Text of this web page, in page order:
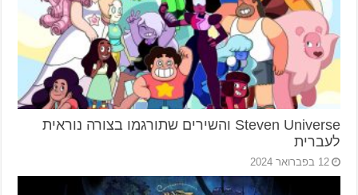
Steven Universe והשירים שתורגמו בצורה נוראית
לעברית
12 בפברואר 2024